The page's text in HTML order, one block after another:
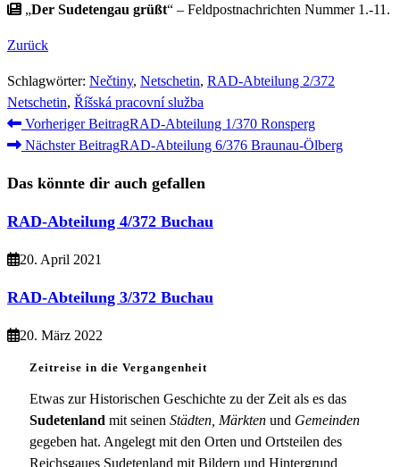
„Der Sudetengau grüßt“ – Feldpostnachrichten Nummer 1.-11.
Zurück
Schlagwörter: Nečtiny, Netschetin, RAD-Abteilung 2/372
Netschetin, Říšská pracovní služba
Weitere
Artikel
ansehen
Vorheriger BeitragRAD-Abteilung 1/370 Ronsperg
Nächster BeitragRAD-Abteilung 6/376 Braunau-Ölberg
Das könnte dir auch gefallen
RAD-Abteilung 4/372 Buchau
20. April 2021
RAD-Abteilung 3/372 Buchau
20. März 2022
Zeitreise in die Vergangenheit
Etwas zur Historischen Geschichte zu der Zeit als es das
Sudetenland mit seinen Städten, Märkten und Gemeinden
gegeben hat. Angelegt mit den Orten und Ortsteilen des
Reichsgaues Sudetenland mit Bildern und Hintergrund